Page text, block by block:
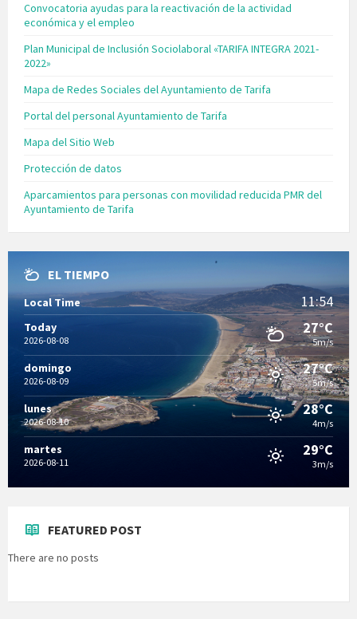
Convocatoria ayudas para la reactivación de la actividad
económica y el empleo
Plan Municipal de Inclusión Sociolaboral «TARIFA INTEGRA 2021-
2022»
Mapa de Redes Sociales del Ayuntamiento de Tarifa
Portal del personal Ayuntamiento de Tarifa
Mapa del Sitio Web
Protección de datos
Aparcamientos para personas con movilidad reducida PMR del
Ayuntamiento de Tarifa
EL TIEMPO
Local Time 11:54
Today
2026-08-08
27°C
5m/s
domingo
2026-08-09
27°C
5m/s
lunes
2026-08-10
28°C
4m/s
martes
2026-08-11
29°C
3m/s
FEATURED POST
There are no posts